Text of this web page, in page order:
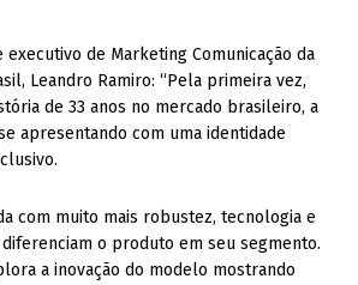
de Marketing Comunicação da
Leandro Ramiro: “Pela primeira vez,
de 33 anos no mercado brasileiro, a
apresentando com uma identidade
com muito mais robustez, tecnologia e
o produto em seu segmento.
a inovação do modelo mostrando